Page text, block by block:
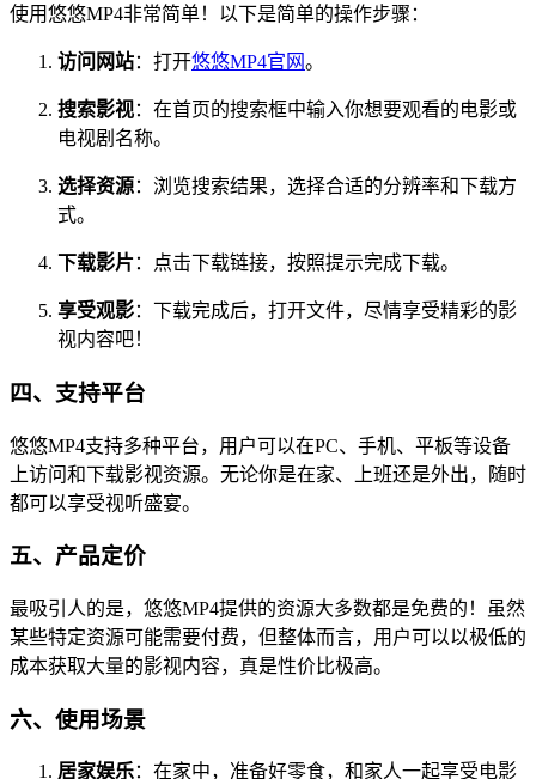
使用悠悠MP4非常简单！以下是简单的操作步骤：
访问网站：打开悠悠MP4官网。
搜索影视：在首页的搜索框中输入你想要观看的电影或
电视剧名称。
选择资源：浏览搜索结果，选择合适的分辨率和下载方
式。
下载影片：点击下载链接，按照提示完成下载。
享受观影：下载完成后，打开文件，尽情享受精彩的影
视内容吧！
四、支持平台
悠悠MP4支持多种平台，用户可以在PC、手机、平板等设备
上访问和下载影视资源。无论你是在家、上班还是外出，随时
都可以享受视听盛宴。
五、产品定价
最吸引人的是，悠悠MP4提供的资源大多数都是免费的！虽然
某些特定资源可能需要付费，但整体而言，用户可以以极低的
成本获取大量的影视内容，真是性价比极高。
六、使用场景
居家娱乐：在家中，准备好零食，和家人一起享受电影